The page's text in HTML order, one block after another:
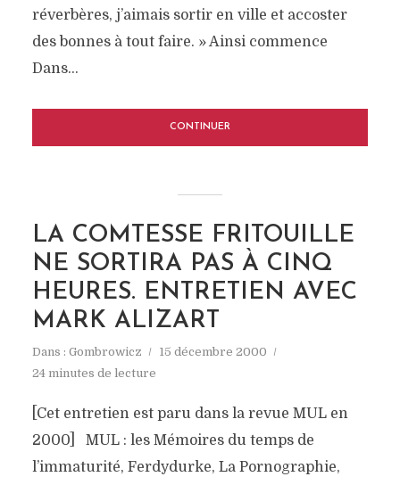
réverbères, j’aimais sortir en ville et accoster
des bonnes à tout faire. » Ainsi commence
Dans...
CONTINUER
LA COMTESSE FRITOUILLE
NE SORTIRA PAS À CINQ
HEURES. ENTRETIEN AVEC
MARK ALIZART
Dans : Gombrowicz
15 décembre 2000
24 minutes de lecture
[Cet entretien est paru dans la revue MUL en
2000] MUL : les Mémoires du temps de
l’immaturité, Ferdydurke, La Pornographie,